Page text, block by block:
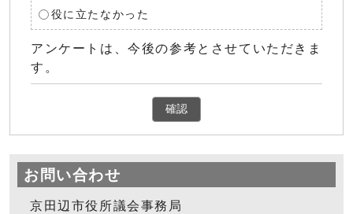
役に立たなかった
アンケートは、今後の参考とさせていただきま
す。
確認
お問い合わせ
京田辺市役所議会事務局